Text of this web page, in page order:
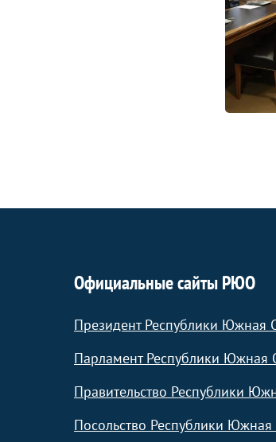
Официальные сайты РЮО
Президент Республики Южная
Парламент Республики Южная
Правительство Республики
Посольство Республики